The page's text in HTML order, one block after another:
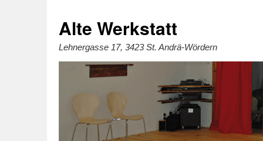
Alte Werkstatt
Lehnergasse 17, 3423 St. Andrä-Wördern